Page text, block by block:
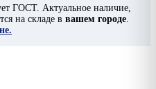
ГОСТ. Актуальное наличие,
на складе в вашем городе